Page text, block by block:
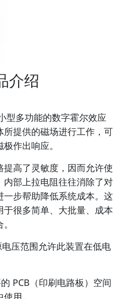
介绍
型多功能的数字霍尔效应
提供的磁场进行工作，可
作出响应。
高了灵敏度，因而允许使
内部上拉电阻往往消除了对
步帮助降低系统成本。这
很多简单、大批量、成本
压范围允许此装置在低电
PCB（印刷电路板）空间
用。